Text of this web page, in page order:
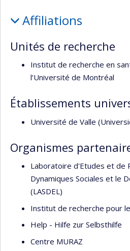
Affiliations
Unités de recherche
Institut de recherche en
l’Université de Montréal
Établissements
Université de Valle
Organismes
Laboratoire d'Etudes et de
Dynamiques Sociales et le
(LASDEL)
Institut de recherche pour
Help - Hilfe zur Selbsthilfe
Centre MURAZ